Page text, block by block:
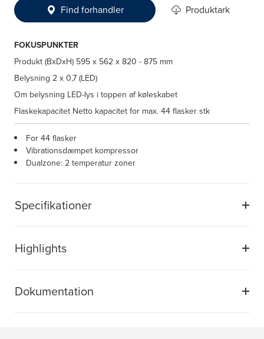
Specifikationer
Highlights
Dokumentation
Find forhandler Produktark
FOKUSPUNKTER
Produkt (BxDxH) 595 x 562 x 820 - 875 mm
Belysning 2 x 0,7 (LED)
Om belysning LED-lys i toppen af køleskabet
Flaskekapacitet Netto kapacitet for max. 44 flasker stk
For 44 flasker
Vibrationsdæmpet kompressor
Dualzone: 2 temperatur zoner